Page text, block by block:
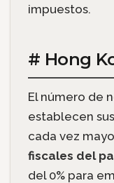
impuestos.
# Hong
El número de
establecen
cada vez
fiscales del
del 0% para